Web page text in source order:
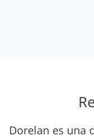
Dorelan es una